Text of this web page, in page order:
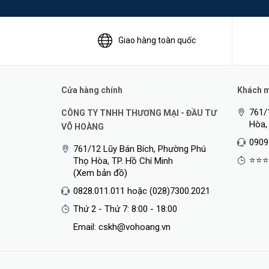
8 cổng PoE+ (Tổng cộng suất 65W) dễ dàng triển
Cổng 1-8 hỗ trợ PoE+, và mỗi cổng hỗ trợ công suất
cho văn phòng, ký túc xá và doanh nghiệp. IP Camera,
Giao hàng toàn quốc
Cửa hàng chính
CÔNG TY TNHH THƯƠNG MẠI - ĐẦU TƯ
VÕ HOÀNG
761/12 Lũy Bán Bích, Phường Phú
Thọ Hòa, TP. Hồ Chí Minh
(Xem bản đồ)
0828.011.011 hoặc (028)7300.2021
Thứ 2 - Thứ 7: 8:00 - 18:00
Email: cskh@vohoang.vn
Khách
761/
Hòa,